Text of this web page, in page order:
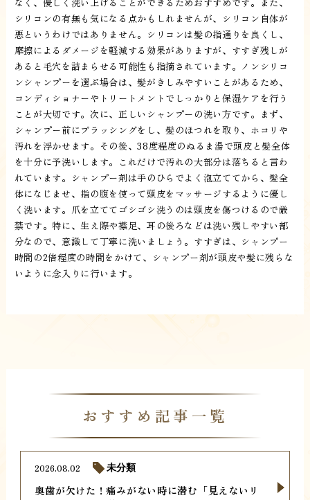
シリコンの有無も気になる点かもしれませんが、シリコン自体が
悪というわけではありません。シリコンは髪の指通りを良くし、
摩擦によるダメージを軽減する効果がありますが、すすぎ残しが
あると毛穴を詰まらせる可能性も指摘されています。ノンシリコ
ンシャンプーを選ぶ場合は、髪がきしみやすいことがあるため、
コンディショナーやトリートメントでしっかりと保湿ケアを行う
ことが大切です。次に、正しいシャンプーの洗い方です。まず、
シャンプー前にブラッシングをし、髪のほつれを取り、ホコリや
汚れを浮かせます。その後、38度程度のぬるま湯で頭皮と髪全体
を十分に予洗いします。これだけで汚れの大部分は落ちると言わ
れています。シャンプー剤は手のひらでよく泡立ててから、髪全
体になじませ、指の腹を使って頭皮をマッサージするように優し
く洗います。爪を立ててゴシゴシ洗うのは頭皮を傷つけるので厳
禁です。特に、生え際や襟足、耳の後ろなどは洗い残しやすい部
分なので、意識して丁寧に洗いましょう。すすぎは、シャンプー
時間の2倍程度の時間をかけて、シャンプー剤が頭皮や髪に残らな
いように念入りに行います。
おすすめ記事一覧
奥歯が欠けた！痛みがない時に潜む「見えないリ
2026.08.02 未分類